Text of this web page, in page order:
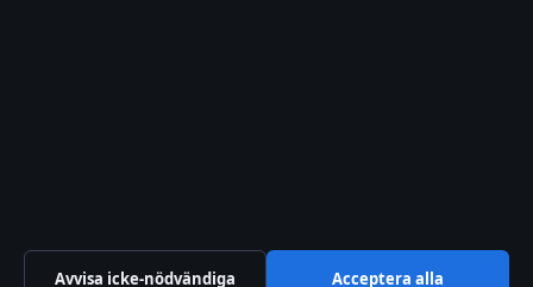
Avvisa icke-nödvändiga Acceptera alla